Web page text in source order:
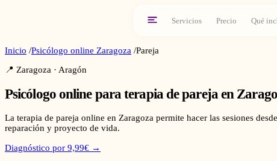
Servicios Precio Qué
Inicio /Psicólogo online Zaragoza /Pareja
📍 Zaragoza · Aragón
Psicólogo online paraterapia de parejaen
La terapia de pareja online en Zaragoza permite hacer las sesiones
reparación y proyecto de vida.
Diagnóstico por 9,99€ →